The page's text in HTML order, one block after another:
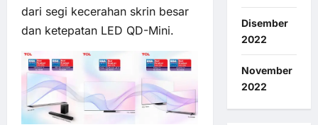
dari segi kecerahan skrin besar
dan ketepatan LED QD-Mini.
Disember
2022
November
2022